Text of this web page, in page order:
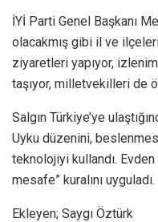
İYİ Parti Genel Başkanı
olacakmış gibi il ve
ziyaretleri yapıyor,
taşıyor, milletvekilleri de
Salgın Türkiye’ye
Uyku düzenini,
teknolojiyi kullandı.
mesafe” kuralını uyguladı.
Ekleyen; Saygı Öztürk